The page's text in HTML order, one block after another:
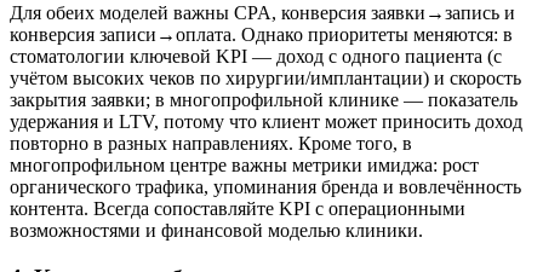
Для обеих моделей важны CPA, конверсия заявки→запись и
конверсия записи→оплата. Однако приоритеты меняются: в
стоматологии ключевой KPI — доход с одного пациента (с
учётом высоких чеков по хирургии/имплантации) и скорость
закрытия заявки; в многопрофильной клинике — показатель
удержания и LTV, потому что клиент может приносить доход
повторно в разных направлениях. Кроме того, в
многопрофильном центре важны метрики имиджа: рост
органического трафика, упоминания бренда и вовлечённость
контента. Всегда сопоставляйте KPI с операционными
возможностями и финансовой моделью клиники.